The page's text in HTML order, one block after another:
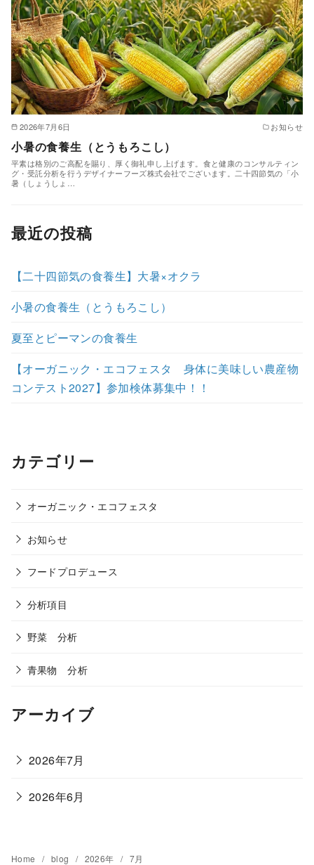
2026年7月6日 お知らせ
小暑の食養生（とうもろこし）
平素は格別のご高配を賜り、厚く御礼申し上げます。食と健康のコンサルティン
グ・受託分析を行うデザイナーフーズ株式会社でございます。二十四節気の「小
暑（しょうしょ…
最近の投稿
【二十四節気の食養生】大暑×オクラ
小暑の食養生（とうもろこし）
夏至とピーマンの食養生
【オーガニック・エコフェスタ 身体に美味しい農産物
コンテスト2027】参加検体募集中！！
カテゴリー
オーガニック・エコフェスタ
お知らせ
フードプロデュース
分析項目
野菜 分析
青果物 分析
アーカイブ
2026年7月
2026年6月
Home blog 2026年 7月